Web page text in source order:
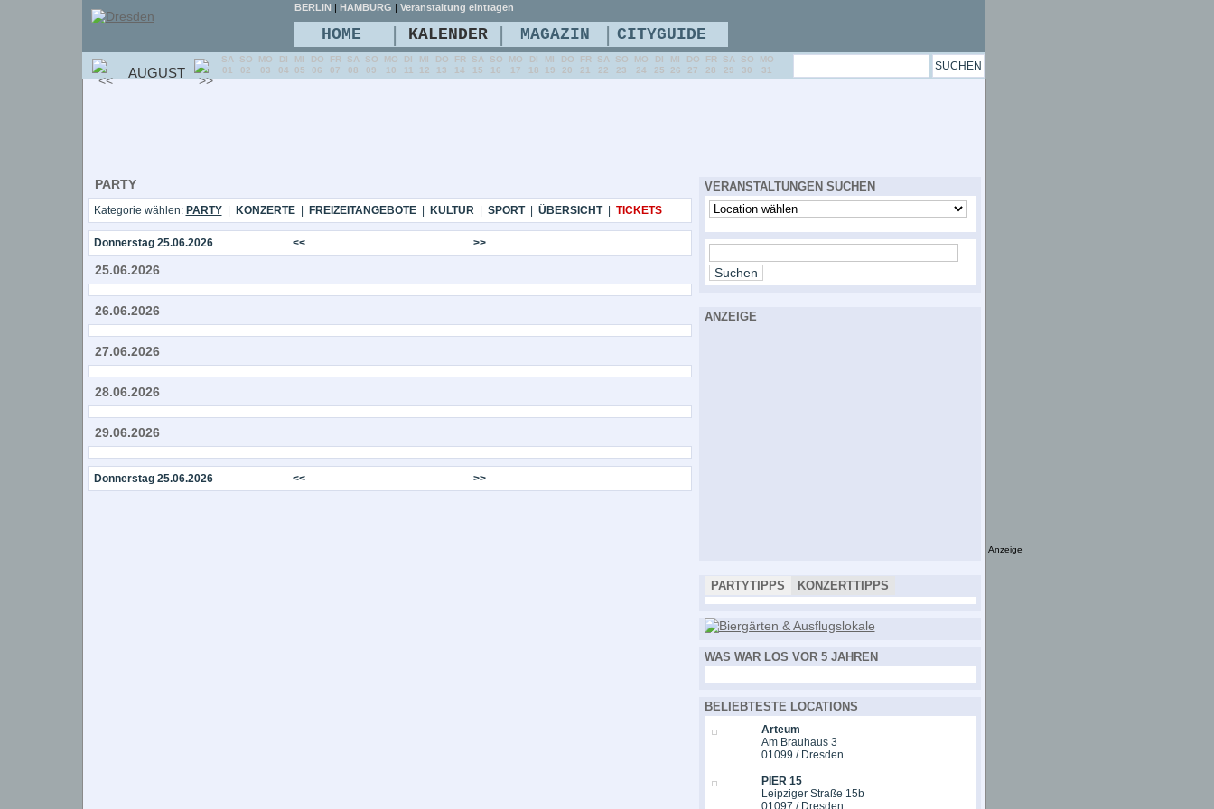
PARTY
Kategorie wählen: PARTY| KONZERTE| FREIZEITANGEBOTE| KULTUR| SPORT| ÜBERSICHT| TICKETS
Donnerstag 25.06.2026 << >>
25.06.2026
26.06.2026
27.06.2026
28.06.2026
29.06.2026
Donnerstag 25.06.2026 << >>
VERANSTALTUNGEN SUCHEN
ANZEIGE
PARTYTIPPS KONZERTTIPPS
WAS WAR LOS VOR 5 JAHREN
BELIEBTESTE LOCATIONS
Arteum
Am Brauhaus 3
01099 / Dresden
PIER 15
Leipziger Straße 15b
01097 / Dresden
BERLIN | HAMBURG | Veranstaltung eintragen
HOME | KALENDER | MAGAZIN | CITYGUIDE
AUGUST
SA
01
SO
02
MO
03
DI
04
MI
05
DO
06
FR
07
SA
08
SO
09
MO
10
DI
11
MI
12
DO
13
FR
14
SA
15
SO
16
MO
17
DI
18
MI
19
DO
20
FR
21
SA
22
SO
23
MO
24
DI
25
MI
26
DO
27
FR
28
SA
29
SO
30
MO
31
Anzeige